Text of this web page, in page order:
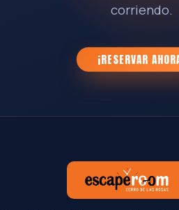
corriendo.
¡RESERVAR